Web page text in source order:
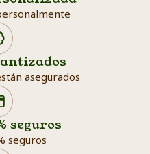
asegurados
seguros
seguros
products